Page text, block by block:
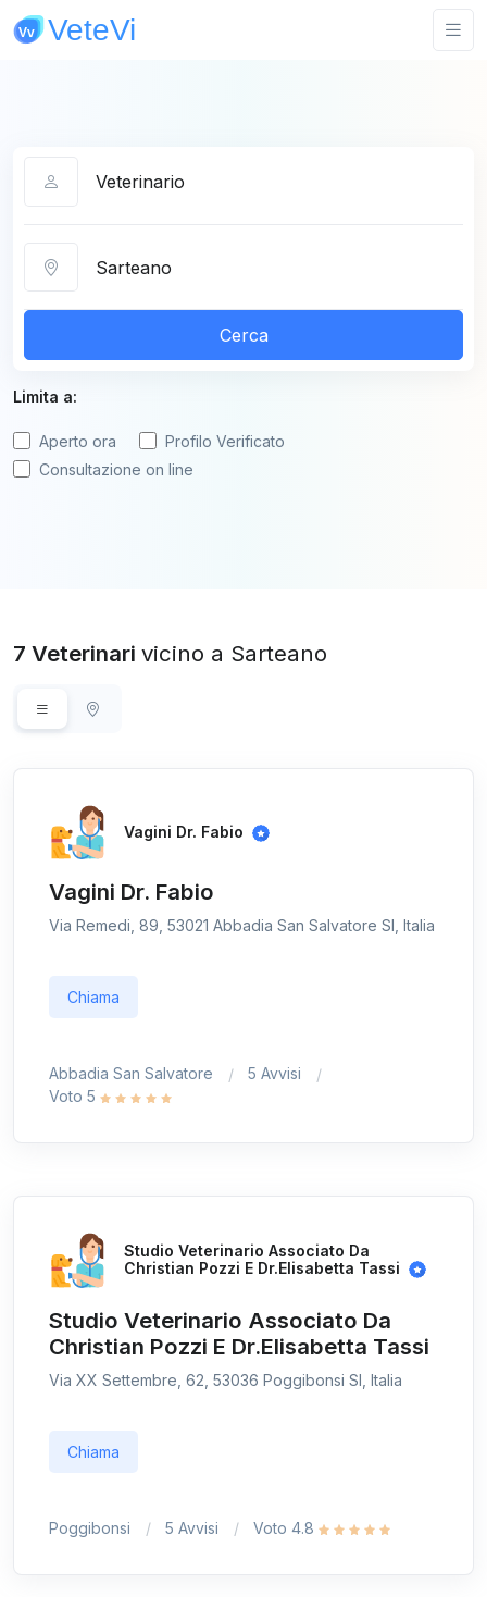
Cerca
Limita a:
Aperto ora
Profilo Verificato
Consultazione on line
7 Veterinari vicino a Sarteano
Vagini Dr. Fabio
Vagini Dr. Fabio
Via Remedi, 89, 53021 Abbadia San Salvatore SI, Italia
Chiama
Abbadia San Salvatore
5 Avvisi
Voto 5
Studio Veterinario Associato Da
Christian Pozzi E Dr.Elisabetta Tassi
Studio Veterinario Associato Da
Christian Pozzi E Dr.Elisabetta Tassi
Via XX Settembre, 62, 53036 Poggibonsi SI, Italia
Chiama
Poggibonsi 5 Avvisi Voto 4.8